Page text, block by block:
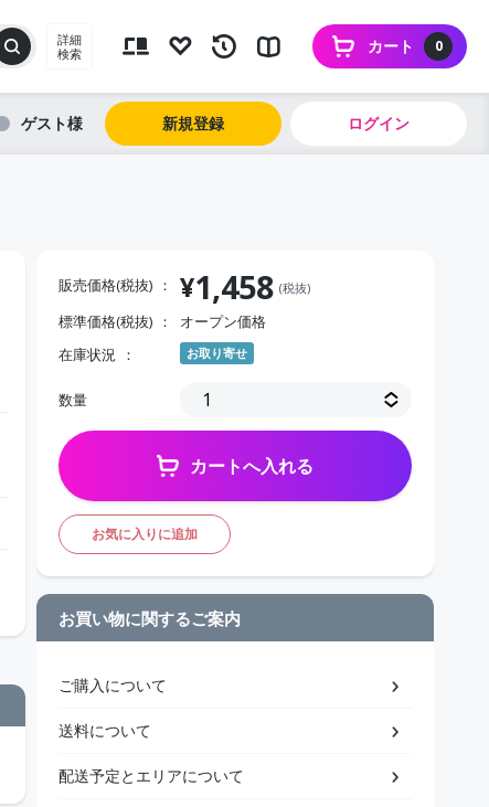
詳細
検索
0
カート
ゲスト 新規登録 ログイン
販売価格(税抜) ¥1,458 (税抜)
標準価格(税抜)
オープン価格
在庫状況
お取り寄せ
数量
カートへ入れる
お気に入りに追加
お買い物に関するご案内
ご購入について
送料について
配送予定とエリアについて